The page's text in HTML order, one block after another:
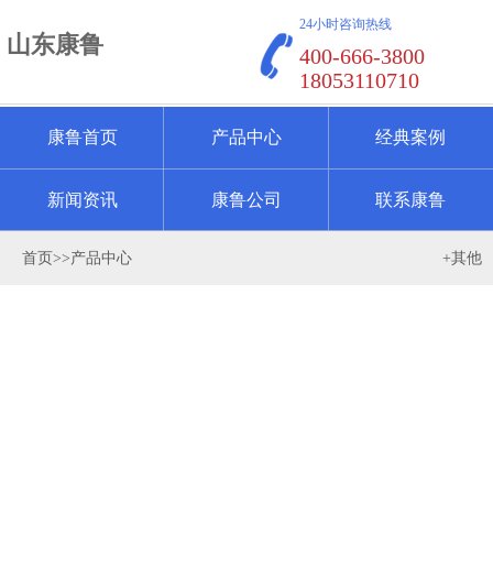
山东康鲁
24小时咨询热线
400-666-3800
18053110710
康鲁首页 产品中心 经典案例
新闻资讯 康鲁公司 联系康鲁
首页 >>产品中心 +其他